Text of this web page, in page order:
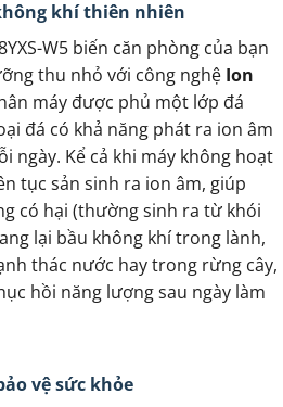
khí thiên nhiên
W5 biến căn phòng của bạn
thu nhỏ với công nghệ Ion
máy được phủ một lớp đá
đá có khả năng phát ra ion âm
ngày. Kể cả khi máy không hoạt
tục sản sinh ra ion âm, giúp
có hại (thường sinh ra từ khói
lại bầu không khí trong lành,
thác nước hay trong rừng cây,
hồi năng lượng sau ngày làm
vệ sức khỏe